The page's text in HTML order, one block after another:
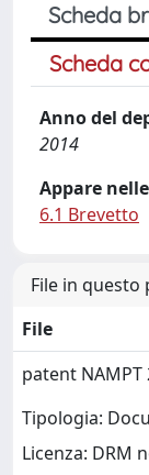
Scheda
Scheda
Anno del
2014
Appare
6.1 Brevetto
File in
File
patent NAMPT
Tipologia:
Licenza: DRM